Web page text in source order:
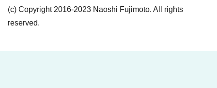
(c) Copyright 2016-2023 Naoshi Fujimoto. All rights
reserved.